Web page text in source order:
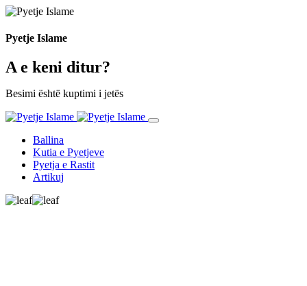
Pyetje Islame
A e keni ditur?
Besimi është kuptimi i jetës
Ballina
Kutia e Pyetjeve
Pyetja e Rastit
Artikuj